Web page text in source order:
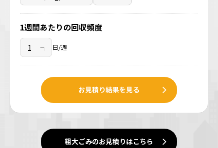
1週間あたりの回収頻度
日/週
お見積り結果を見る
粗大ごみのお見積りはこちら